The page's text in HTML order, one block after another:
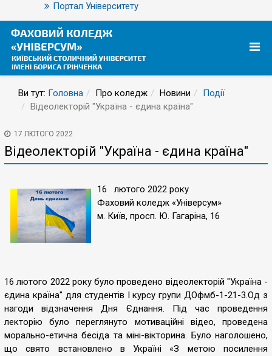
Портал Університету
Ви тут: Головна Про коледж Новини
Події
Відеолекторій "Україна - єдина країна"
17 ЛЮТОГО 2022
Відеолекторій "Україна - єдина країна"
16 лютого 2022 року
Фаховий коледж «Універсум»
м. Київ, просп. Ю. Гагаріна, 16
16 лютого 2022 року було проведено відеолекторій "Україна -
єдина країна" для студентів І курсу групи ДОфмб-1-21-3.Од з
нагоди відзначення Дня Єднання. Під час проведення
лекторію було переглянуто мотиваційні відео, проведена
морально-етична бесіда та міні-вікторина. Було наголошено,
що свято встановлено в Україні «З метою посилення